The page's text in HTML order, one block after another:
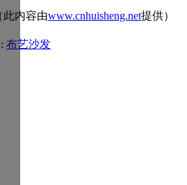
此内容由www.cnhuisheng.net提供）
布艺沙发